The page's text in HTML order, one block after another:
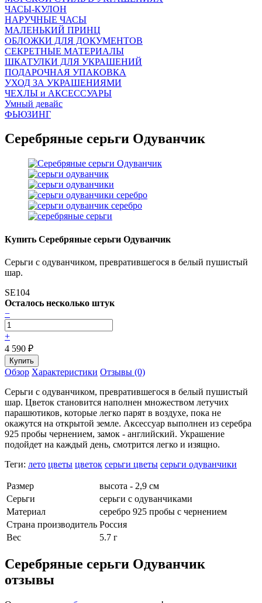
ЧАСЫ-КУЛОН
НАРУЧНЫЕ ЧАСЫ
МАЛЕНЬКИЙ ПРИНЦ
ОБЛОЖКИ ДЛЯ ДОКУМЕНТОВ
СЕКРЕТНЫЕ МАТЕРИАЛЫ
ШКАТУЛКИ ДЛЯ УКРАШЕНИЙ
ПОДАРОЧНАЯ УПАКОВКА
УХОД ЗА УКРАШЕНИЯМИ
ЧEХЛЫ и АКСЕССУАРЫ
Умный девайс
ФЬЮЗИНГ
Серебряные серьги Одуванчик
Купить Серебряные серьги Одуванчик
Серьги с одуванчиком, превратившегося в белый пушистый
шар.
SE104
Осталось несколько штук
−
+
4 590 ₽
Обзор Характеристики Отзывы (0)
Серьги с одуванчиком, превратившегося в белый пушистый
шар. Цветок становится наполнен множеством летучих
парашютиков, которые легко парят в воздухе, пока не
окажутся на открытой земле. Аксессуар выполнен из серебра
925 пробы чернением, замок - английский. Украшение
подойдет на каждый день, смотрится легко и изящно.
Теги: лето цветы цветок серьги цветы серьги одуванчики
Размер
высота - 2,9 см
Серьги
серьги с одуванчиками
Материал
серебро 925 пробы с чернением
Страна производитель Россия
Вес
5.7 г
Серебряные серьги Одуванчик
отзывы